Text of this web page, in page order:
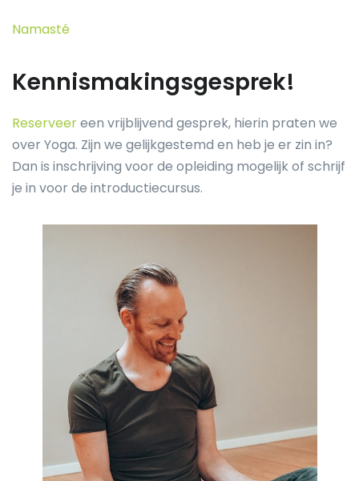
Namasté
Kennismakingsgesprek!
Reserveereen vrijblijvend gesprek, hierin praten we
over Yoga. Zijn we gelijkgestemd en heb je er zin in?
Dan is inschrijving voor de opleiding mogelijk of schrijf
je in voor de introductiecursus.